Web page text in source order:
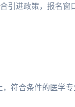
进政策，报名窗
符合条件的医学专